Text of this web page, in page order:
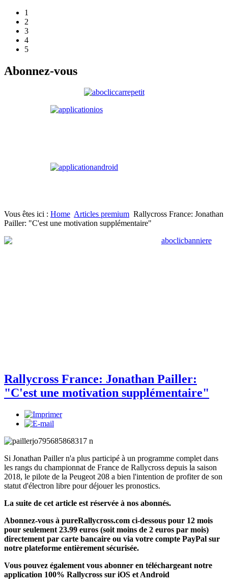
1
2
3
4
5
Abonnez-vous
Vous êtes ici : Home Articles premium Rallycross France: Jonathan
Pailler: "C'est une motivation supplémentaire"
Rallycross France: Jonathan Pailler:
"C'est une motivation supplémentaire"
Si Jonathan Pailler n'a plus participé à un programme complet dans
les rangs du championnat de France de Rallycross depuis la saison
2018, le pilote de la Peugeot 208 a bien l'intention de profiter de son
statut d'électron libre pour déjouer les pronostics.
La suite de cet article est réservée à nos abonnés.
Abonnez-vous à pureRallycross.com ci-dessous pour 12 mois
pour seulement 23.99 euros (soit moins de 2 euros par mois)
directement par carte bancaire ou via votre compte PayPal sur
notre plateforme entièrement sécurisée.
Vous pouvez également vous abonner en téléchargeant notre
application 100% Rallycross sur iOS et Android